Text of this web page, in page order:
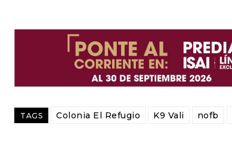
TAGS Colonia El Refugio K9 Vali nofb